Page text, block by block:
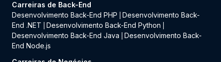
Carreiras de Back-End
Desenvolvimento Back-End PHP
Desenvolvimento Back-
End .NET
Desenvolvimento Back-End Python
Desenvolvimento Back-End Java
Desenvolvimento Back-
End Node.js